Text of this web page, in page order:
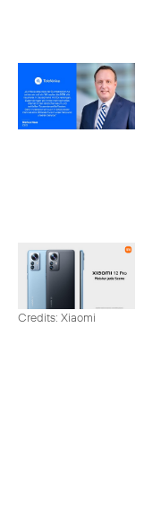
Credits: Xiaomi